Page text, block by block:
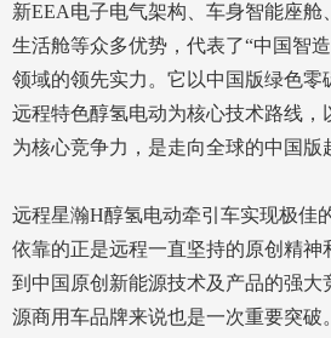
新EEA电子电气架构、车身智能座舱
生活舱等众多优势，代表了“中国智
领域的领先实力。它以中国版绿色零
远程特色醇氢电动为核心技术路线，
为核心竞争力，是走向全球的中国版
远程星瀚H醇氢电动牵引车实现极佳
依靠的正是远程一直坚持的原创精神
到中国原创新能源技术及产品的强大
源商用车品牌来说也是一次重要突破。